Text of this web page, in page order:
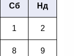
Сб Нд
1 2
8 9